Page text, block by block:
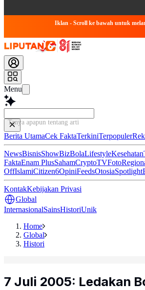
Iklan - Scroll ke bawah untuk
Menu
Tanya apapun tentang artikel ini...
Berita UtamaCek FaktaTerkiniTerpopuler
NewsBisnisShowBizBolaLifestyleKesehatan
FaktaEnam PlusSahamCryptoTVFoto
OffIslamiCitizen6OpiniFeedsOtosiaSpotlight
KontakKebijakan Privasi
Global
InternasionalSainsHistoriUnik
Home
Global
Histori
7 Juli 2005: Ledakan